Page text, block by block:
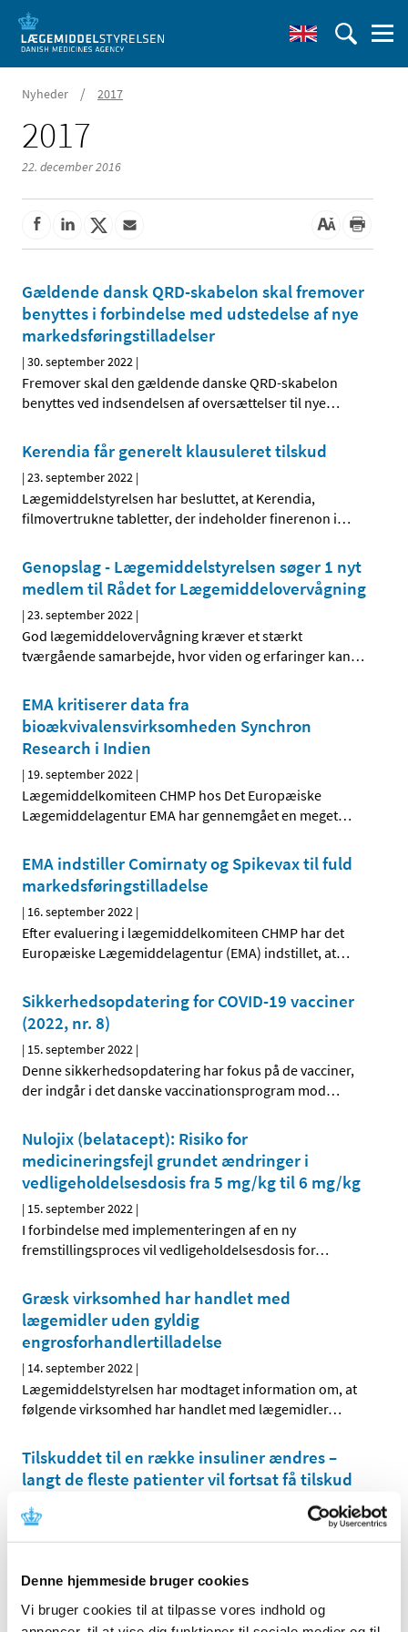
Denne hjemmeside bruger cookies
Vi bruger cookies til at tilpasse vores indhold og
Nyheder / 2017
2017
22. december 2016
Gældende dansk QRD-skabelon skal fremover
benyttes i forbindelse med udstedelse af nye
markedsføringstilladelser
|30. september 2022 |
Fremover skal den gældende danske QRD-skabelon
benyttes ved indsendelsen af oversættelser til nye…
Kerendia får generelt klausuleret tilskud
|23. september 2022 |
Lægemiddelstyrelsen har besluttet, at Kerendia,
filmovertrukne tabletter, der indeholder finerenon i…
Genopslag - Lægemiddelstyrelsen søger 1 nyt
medlem til Rådet for Lægemiddelovervågning
|23. september 2022 |
God lægemiddelovervågning kræver et stærkt
tværgående samarbejde, hvor viden og erfaringer kan…
EMA kritiserer data fra
bioækvivalensvirksomheden Synchron
Research i Indien
| 19. september 2022 |
Lægemiddelkomiteen CHMP hos Det Europæiske
Lægemiddelagentur EMA har gennemgået en meget…
EMA indstiller Comirnaty og Spikevax til fuld
markedsføringstilladelse
| 16. september 2022 |
Efter evaluering i lægemiddelkomiteen CHMP har det
Europæiske Lægemiddelagentur (EMA) indstillet, at…
Sikkerhedsopdatering for COVID-19 vacciner
(2022, nr. 8)
| 15. september 2022 |
Denne sikkerhedsopdatering har fokus på de vacciner,
der indgår i det danske vaccinationsprogram mod…
Nulojix (belatacept): Risiko for
medicineringsfejl grundet ændringer i
vedligeholdelsesdosis fra 5 mg/kg til 6 mg/kg
| 15. september 2022 |
I forbindelse med implementeringen af en ny
fremstillingsproces vil vedligeholdelsesdosis for…
Græsk virksomhed har handlet med
lægemidler uden gyldig
engrosforhandlertilladelse
| 14. september 2022 |
Lægemiddelstyrelsen har modtaget information om, at
følgende virksomhed har handlet med lægemidler…
Tilskuddet til en række insuliner ændres –
langt de fleste patienter vil fortsat få tilskud
12. september 2022
Fra og med den 19. september 2022 ændres tilskuddet til
en række insuliner. Mange patienter vil ikke blive…
Videreudvikling af variantopdateret covid-19-
vaccine på vej til EU-godkendelse